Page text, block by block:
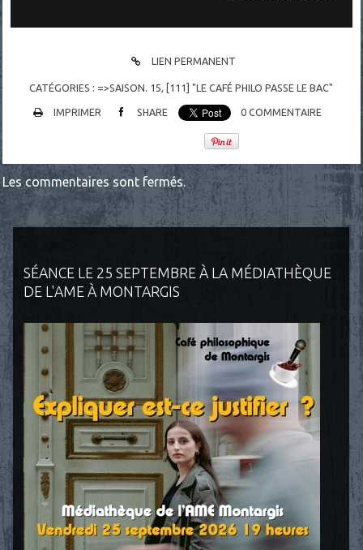
SÉANCE LE 25 SEPTEMBRE À LA MÉDIATHÈQUE
DE L'AME À MONTARGIS
LIEN PERMANENT
CATÉGORIES : =>SAISON. 15 [111] "LE CAFÉ PHILO PASSE LE BAC"
IMPRIMER SHARE 0 COMMENTAIRE
Les commentaires sont fermés.